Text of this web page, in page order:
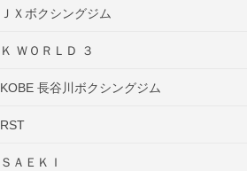
ＪＸボクシングジム
Ｋ ＷＯＲＬＤ ３
KOBE 長谷川ボクシングジム
RST
ＳＡＥＫＩ